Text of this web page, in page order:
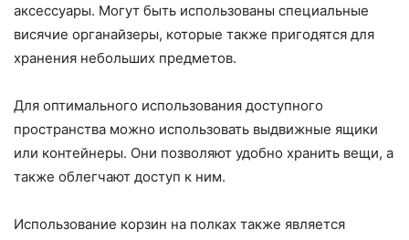
аксессуары. Могут быть использованы специальные
висячие органайзеры, которые также пригодятся для
хранения небольших предметов.
Для оптимального использования доступного
пространства можно использовать выдвижные ящики
или контейнеры. Они позволяют удобно хранить вещи, а
также облегчают доступ к ним.
Использование корзин на полках также является